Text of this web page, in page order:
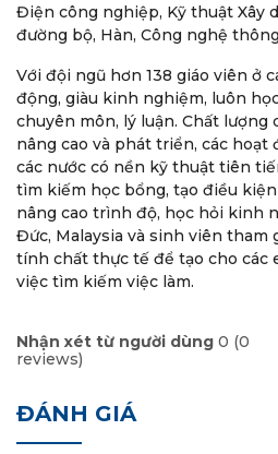
Điện công nghiệp, Kỹ thuật Xây
đường bộ, Hàn, Công nghệ
Với đội ngũ hơn 138 giáo viên ở
động, giàu kinh nghiệm, luôn
chuyên môn, lý luận. Chất lượng
nâng cao và phát triển, các hoạt
các nước có nền kỹ thuật tiên
tìm kiếm học bổng, tạo điều
nâng cao trình độ, học hỏi kinh
Đức, Malaysia và sinh viên tham
tính chất thực tế để tạo cho các
việc tìm kiếm việc làm.
Nhận xét từ người dùng 0 (0
reviews)
ĐÁNH GIÁ